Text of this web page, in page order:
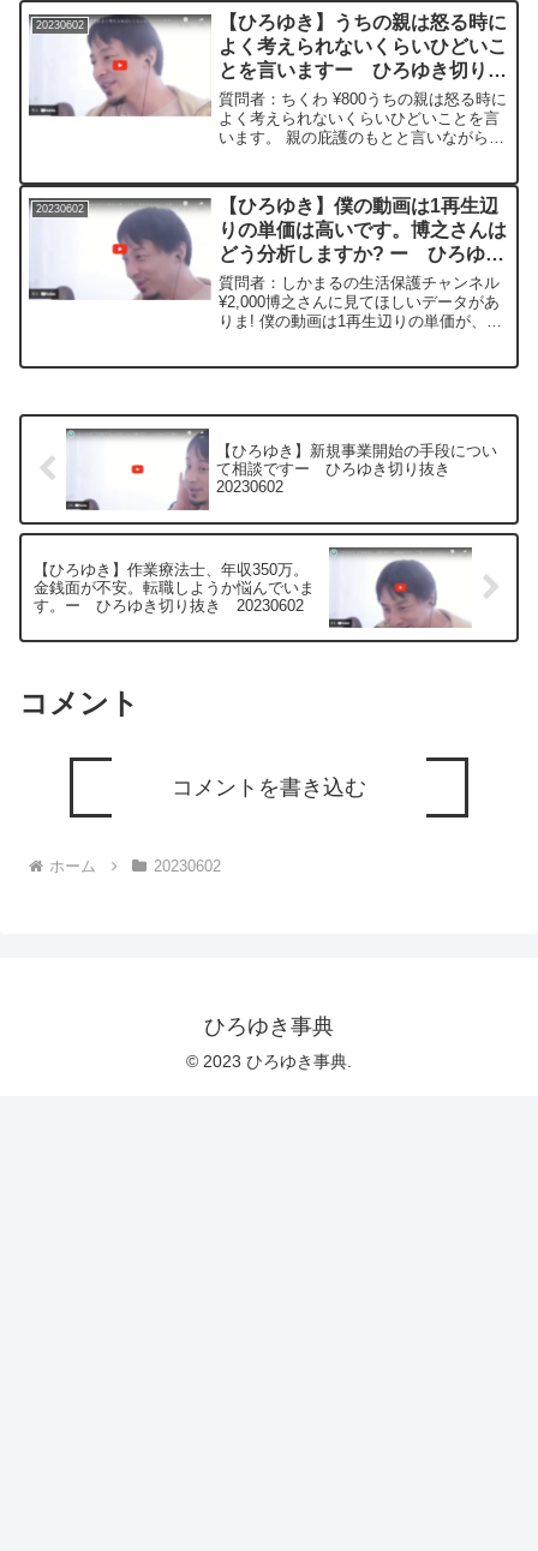
ます。 どうすれば自分に合った納得する
企業...
20230602
【ひろゆき】うちの親は怒る時に
よく考えられないくらいひどいこ
とを言いますー ひろゆき切り抜
き 20230602
質問者：ちくわ ¥800うちの親は怒る時に
よく考えられないくらいひどいことを言
います。 親の庇護のもとと言いながら、
相談したら同情を誘ってんの?などと言わ
れてしま...
20230602
【ひろゆき】僕の動画は1再生辺
りの単価は高いです。博之さんは
どう分析しますか? ー ひろゆき
切り抜き 20230602
質問者：しかまるの生活保護チャンネル
¥2,000博之さんに見てほしいデータがあ
りま! 僕の動画は1再生辺りの単価が、8
【ひろゆき】新規事業開始の手段につい
て相談ですー ひろゆき切り抜き
20230602
【ひろゆき】作業療法士、年収350万。
金銭面が不安。転職しようか悩んでいま
す。ー ひろゆき切り抜き 20230602
コメント
コメントを書き込む
ホーム 20230602
ひろゆき事典
© 2023 ひろゆき事典.